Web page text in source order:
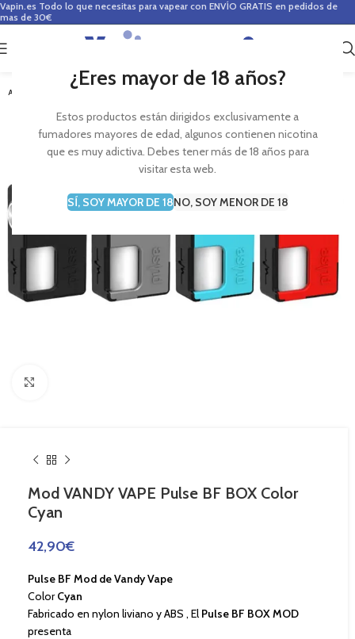
¿Eres mayor de 18 años?
Estos productos están dirigidos exclusivamente a
fumadores mayores de edad, algunos contienen nicotina
que es muy adictiva. Debes tener más de 18 años para
visitar esta web.
SÍ, SOY MAYOR DE 18NO, SOY MENOR DE 18
Vapin.es Todo lo que necesitas para vapear con ENVÍO GRATIS en pedidos de
mas de 30€
0
AGOTADO
Mod VANDY VAPE Pulse BF BOX Color
Cyan
42,90€
Pulse BF Mod de Vandy Vape
ColorCyan
Fabricado en nylon liviano y ABS , El Pulse BF BOX MOD
presenta